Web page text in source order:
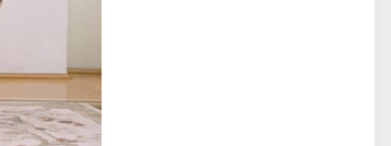
После визита
Президента…